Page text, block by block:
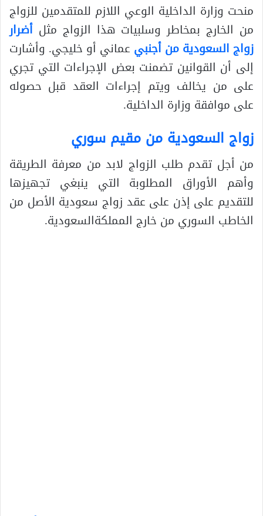
منحت وزارة الداخلية الوعي اللازم للمتقدمين للزواج
من الخارج بمخاطر وسلبيات هذا الزواج مثل أضرار
زواج السعودية من أجنبي عماني أو خليجي. وأشارت
إلى أن القوانين تضمنت بعض الإجراءات التي تجري
على من يخالف ويتم إجراءات العقد قبل حصوله
على موافقة وزارة الداخلية.
زواج السعودية من مقيم سوري
من أجل تقدم طلب الزواج لابد من معرفة الطريقة
وأهم الأوراق المطلوبة التي ينبغي تجهيزها
للتقديم على إذن على عقد زواج سعودية الأصل من
الخاطب السوري من خارج المملكةالسعودية.